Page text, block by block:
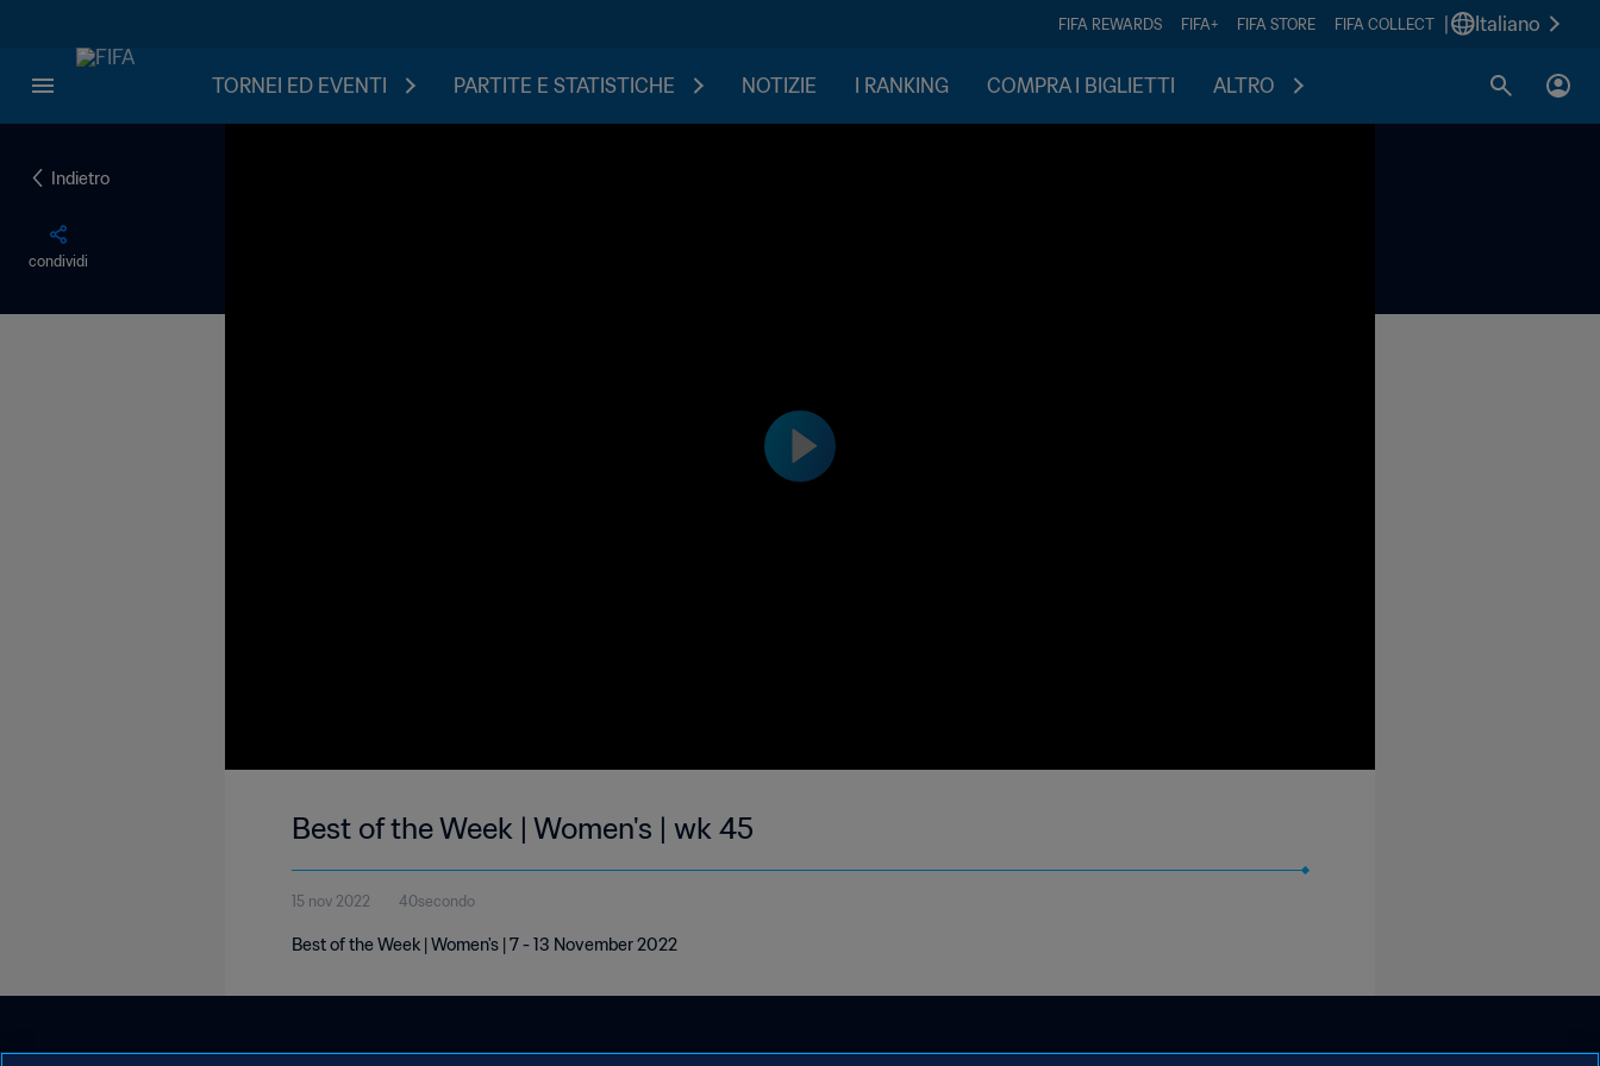
FIFA REWARDS FIFA+ FIFA STORE FIFA COLLECT Italiano
TORNEI ED EVENTI PARTITE E STATISTICHE NOTIZIE I RANKING COMPRA I BIGLIETTI ALTRO
Indietro
condividi
Best of the Week | Women's | wk 45
15 nov 2022 40secondo
Best of the Week | Women's | 7 - 13 November 2022